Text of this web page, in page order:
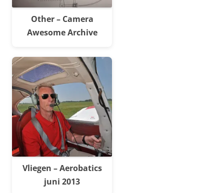
Other – Camera
Awesome Archive
Vliegen – Aerobatics
juni 2013